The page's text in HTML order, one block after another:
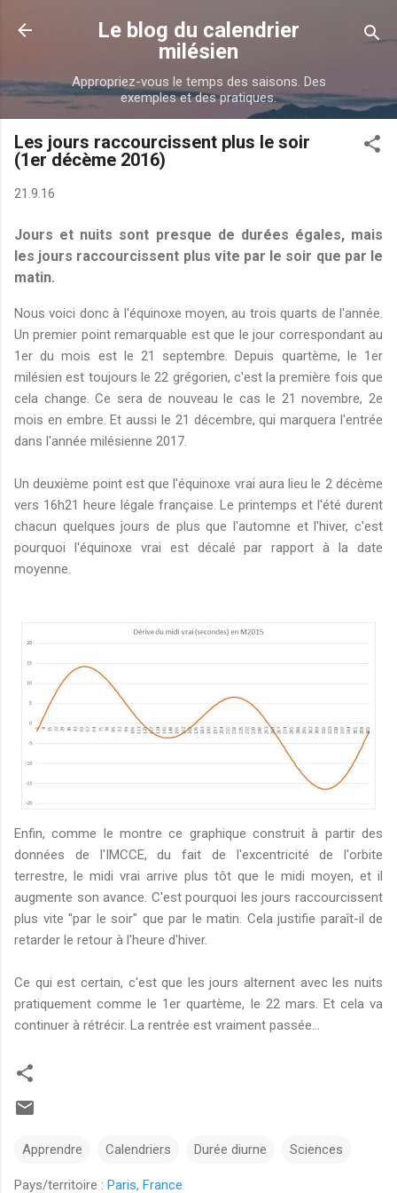
Accéder au contenu principal
Le blog du calendrier
milésien
Appropriez-vous le temps des saisons. Des
exemples et des pratiques.
Les jours raccourcissent plus le soir
(1er décème 2016)
21.9.16
Jours et nuits sont presque de durées égales, mais
les jours raccourcissent plus vite par le soir que par le
matin.
Nous voici donc à l'équinoxe moyen, au trois quarts de l'année.
Un premier point remarquable est que le jour correspondant au
1er du mois est le 21 septembre. Depuis quartème, le 1er
milésien est toujours le 22 grégorien, c'est la première fois que
cela change. Ce sera de nouveau le cas le 21 novembre, 2e
mois en embre. Et aussi le 21 décembre, qui marquera l'entrée
dans l'année milésienne 2017.
Un deuxième point est que l'équinoxe vrai aura lieu le 2 décème
vers 16h21 heure légale française. Le printemps et l'été durent
chacun quelques jours de plus que l'automne et l'hiver, c'est
pourquoi l'équinoxe vrai est décalé par rapport à la date
moyenne.
Enfin, comme le montre ce graphique construit à partir des
données de l'IMCCE, du fait de l'excentricité de l'orbite
terrestre, le midi vrai arrive plus tôt que le midi moyen, et il
augmente son avance. C'est pourquoi les jours raccourcissent
plus vite "par le soir" que par le matin. Cela justifie paraît-il de
retarder le retour à l'heure d'hiver.
Ce qui est certain, c'est que les jours alternent avec les nuits
pratiquement comme le 1er quartème, le 22 mars. Et cela va
continuer à rétrécir. La rentrée est vraiment passée...
Apprendre Calendriers Durée diurne Sciences
Pays/territoire : Paris, France